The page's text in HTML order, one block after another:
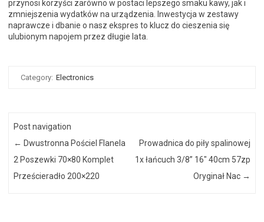
przynosi korzyści zarówno w postaci lepszego smaku kawy, jak i
zmniejszenia wydatków na urządzenia. Inwestycja w zestawy
naprawcze i dbanie o nasz ekspres to klucz do cieszenia się
ulubionym napojem przez długie lata.
Category: Electronics
Post navigation
← Dwustronna Pościel Flanela
2 Poszewki 70×80 Komplet
Prześcieradło 200×220
Prowadnica do piły spalinowej
1x łańcuch 3/8” 16″ 40cm 57zp
Oryginał Nac →